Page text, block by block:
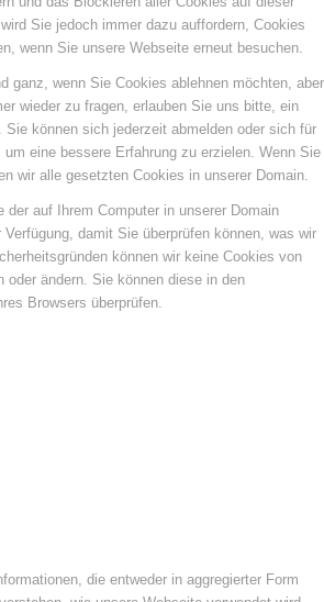
Sie jedoch immer dazu auffordern, Cookies
wenn Sie unsere Webseite erneut besuchen.
ganz, wenn Sie Cookies ablehnen möchten, aber
wieder zu fragen, erlauben Sie uns bitte, ein
Sie können sich jederzeit abmelden oder sich für
eine bessere Erfahrung zu erzielen. Wenn Sie
wir alle gesetzten Cookies in unserer Domain.
der auf Ihrem Computer in unserer Domain
damit Sie überprüfen können, was wir
können wir keine Cookies von
oder ändern. Sie können diese in den
Browsers überprüfen.
die entweder in aggregierter Form